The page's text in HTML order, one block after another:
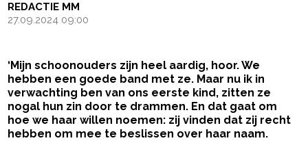
REDACTIE MM
27.09.2024 09:00
‘Mijn schoonouders zijn heel aardig, hoor. We
hebben een goede band met ze. Maar nu ik in
verwachting ben van ons eerste kind, zitten ze
nogal hun zin door te drammen. En dat gaat om
hoe we haar willen noemen: zij vinden dat zij recht
hebben om mee te beslissen over haar naam.